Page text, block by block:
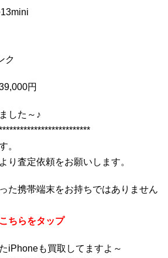
ク
円
した～♪
。
り査定依頼をお願いします。
た携帯端末をお持ちではありません
ちらをタップ
iPhoneも買取してますよ～